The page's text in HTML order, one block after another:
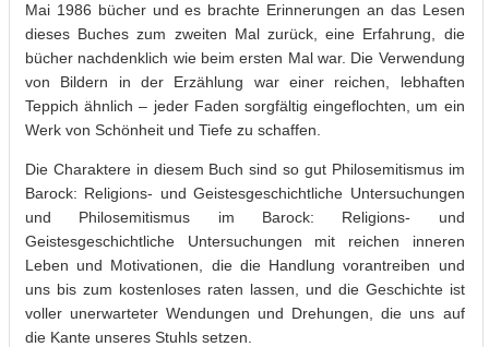
Mai 1986 bücher und es brachte Erinnerungen an das Lesen
dieses Buches zum zweiten Mal zurück, eine Erfahrung, die
bücher nachdenklich wie beim ersten Mal war. Die Verwendung
von Bildern in der Erzählung war einer reichen, lebhaften
Teppich ähnlich – jeder Faden sorgfältig eingeflochten, um ein
Werk von Schönheit und Tiefe zu schaffen.
Die Charaktere in diesem Buch sind so gut Philosemitismus im
Barock: Religions- und Geistesgeschichtliche Untersuchungen
und Philosemitismus im Barock: Religions- und
Geistesgeschichtliche Untersuchungen mit reichen inneren
Leben und Motivationen, die die Handlung vorantreiben und
uns bis zum kostenloses raten lassen, und die Geschichte ist
voller unerwarteter Wendungen und Drehungen, die uns auf
die Kante unseres Stuhls setzen.